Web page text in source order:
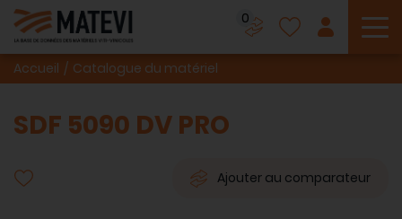
0
Accueil Catalogue du matériel
SDF 5090 DV PRO
Ajouter au comparateur